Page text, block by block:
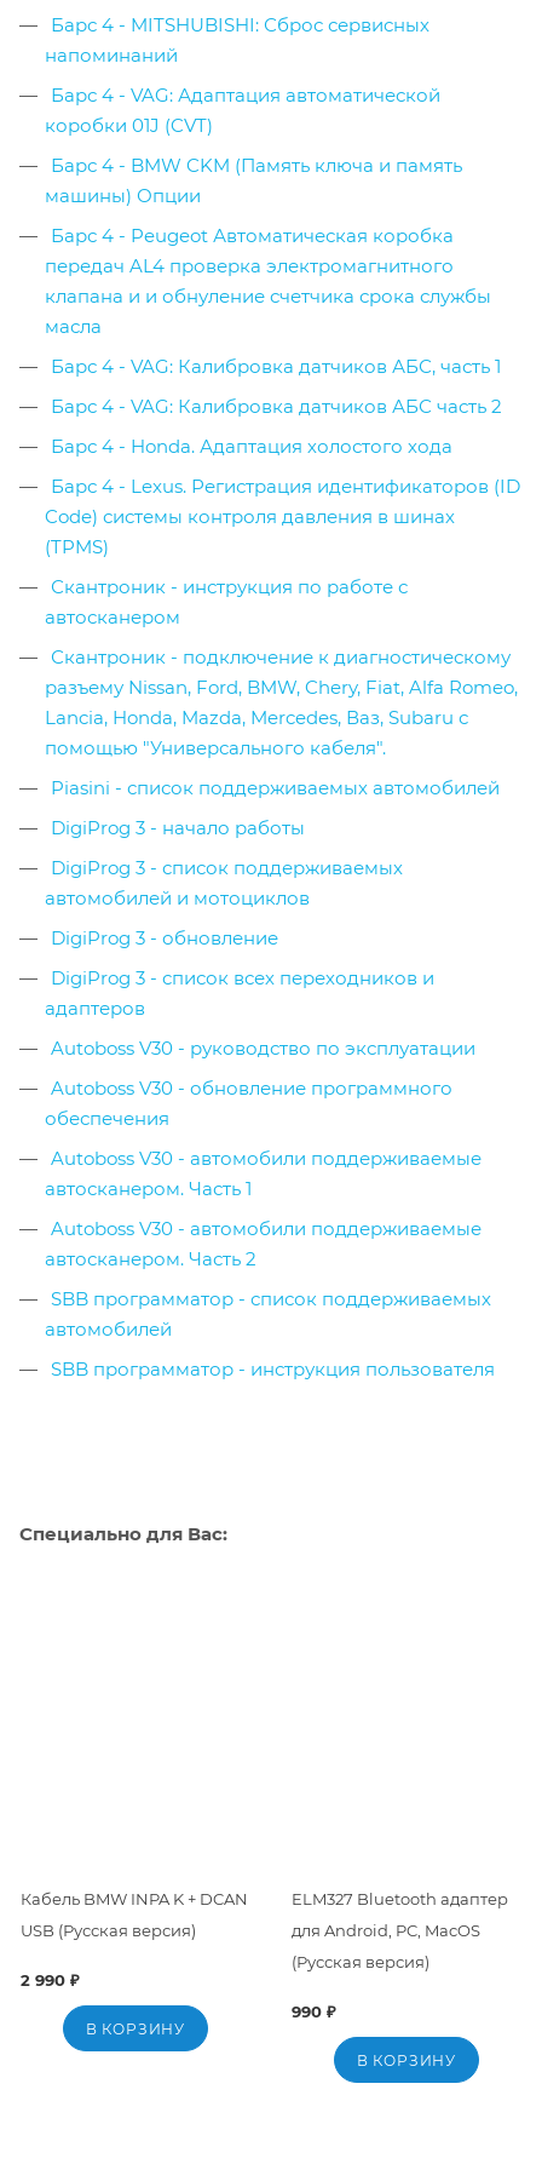
Барс 4 - MITSHUBISHI: Сброс сервисных
напоминаний
Барс 4 - VAG: Адаптация автоматической
коробки 01J (CVT)
Барс 4 - BMW CKM (Память ключа и память
машины) Опции
Барс 4 - Peugeot Автоматическая коробка
передач AL4 проверка электромагнитного
клапана и и обнуление счетчика срока службы
масла
Барс 4 - VAG: Калибровка датчиков АБС, часть 1
Барс 4 - VAG: Калибровка датчиков АБС часть 2
Барс 4 - Honda. Адаптация холостого хода
Барс 4 - Lexus. Регистрация идентификаторов (ID
Code) системы контроля давления в шинах
(TPMS)
Скантроник - инструкция по работе с
автосканером
Скантроник - подключение к диагностическому
разъему Nissan, Ford, BMW, Chery, Fiat, Alfa Romeo,
Lancia, Honda, Mazda, Mercedes, Ваз, Subaru с
помощью "Универсального кабеля".
Piasini - список поддерживаемых автомобилей
DigiProg 3 - начало работы
DigiProg 3 - список поддерживаемых
автомобилей и мотоциклов
DigiProg 3 - обновление
DigiProg 3 - список всех переходников и
адаптеров
Autoboss V30 - руководство по эксплуатации
Autoboss V30 - обновление программного
обеспечения
Autoboss V30 - автомобили поддерживаемые
автосканером. Часть 1
Autoboss V30 - автомобили поддерживаемые
автосканером. Часть 2
SBB программатор - список поддерживаемых
автомобилей
SBB программатор - инструкция пользователя
Специально для Вас:
Кабель BMW INPA K + DCAN
USB (Русская версия)
2 990 ₽
В КОРЗИНУ
ELM327 Bluetooth адаптер
для Android, PC, MacOS
(Русская версия)
990 ₽
В КОРЗИНУ